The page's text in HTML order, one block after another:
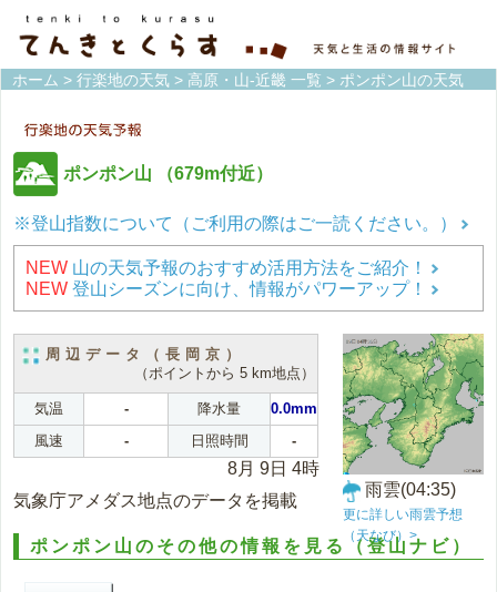
ホーム > 行楽地の天気 > 高原・山-近畿 一覧 > ポンポン山の天気
ポンポン山 （679m付近）
※登山指数について（ご利用の際はご一読ください。）
NEW 山の天気予報のおすすめ活用方法をご紹介！
NEW 登山シーズンに向け、情報がパワーアップ！
周辺データ（長岡京）
（ポイントから 5 km地点）
気温 - 降水量
0.0mm
風速
- 日照時間 -
8月 9日 4時
気象庁アメダス地点のデータを掲載
雨雲(04:35)
更に詳しい雨雲予想
（天なび）>
ポンポン山のその他の情報を見る（登山ナビ）